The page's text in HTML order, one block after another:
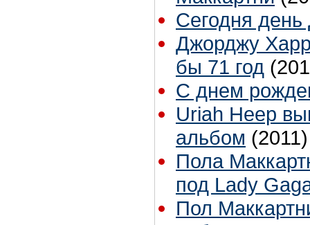
Сегодня
Джорджу
бы 71 год
С днем
Uriah Heep
альбом (2011)
Пола
под Lady
Пол